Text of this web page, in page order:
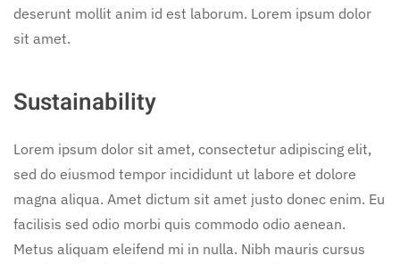
deserunt mollit anim id est laborum. Lorem ipsum dolor
sit amet.
Sustainability
Lorem ipsum dolor sit amet, consectetur adipiscing elit,
sed do eiusmod tempor incididunt ut labore et dolore
magna aliqua. Amet dictum sit amet justo donec enim. Eu
facilisis sed odio morbi quis commodo odio aenean.
Metus aliquam eleifend mi in nulla. Nibh mauris cursus